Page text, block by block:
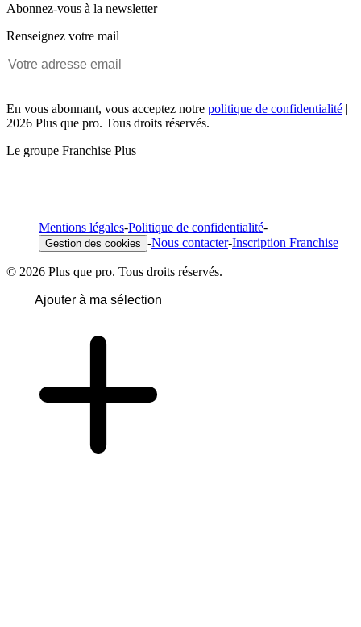
Abonnez-vous à la newsletter
Renseignez votre mail
En vous abonnant, vous acceptez notre politique de confidentialité |
2026 Plus que pro. Tous droits réservés.
Le groupe Franchise Plus
Mentions légales-Politique de confidentialité-
Gestion des cookies -Nous contacter-Inscription Franchise
© 2026 Plus que pro. Tous droits réservés.
Ajouter à ma sélection